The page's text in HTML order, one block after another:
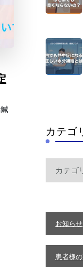
カテゴ
ー
お知らせ
患者様